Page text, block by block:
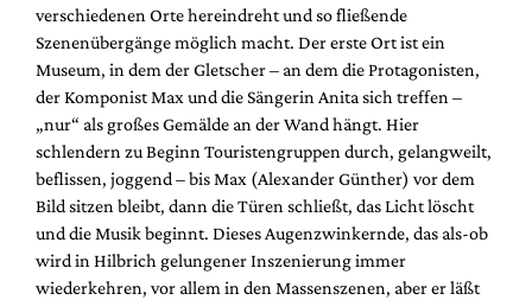
Suche
verschiedenen Orte hereindreht und so fließende
Szenenübergänge möglich macht. Der erste Ort ist ein
Museum, in dem der Gletscher – an dem die Protagonisten,
der Komponist Max und die Sängerin Anita sich treffen –
„nur“ als großes Gemälde an der Wand hängt. Hier
schlendern zu Beginn Touristengruppen durch, gelangweilt,
beflissen, joggend – bis Max (Alexander Günther) vor dem
Bild sitzen bleibt, dann die Türen schließt, das Licht löscht
und die Musik beginnt. Dieses Augenzwinkernde, das als-ob
wird in Hilbrich gelungener Inszenierung immer
wiederkehren, vor allem in den Massenszenen, aber er läßt